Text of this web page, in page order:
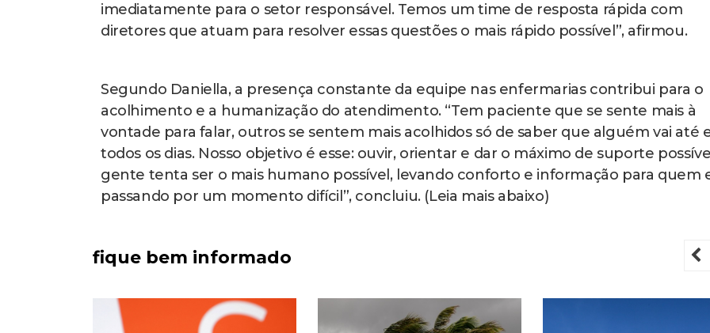
imediatamente para o setor responsável. Temos um time de resposta rápida com
diretores que atuam para resolver essas questões o mais rápido possível”, afirmou.
Segundo Daniella, a presença constante da equipe nas enfermarias contribui para o
acolhimento e a humanização do atendimento. “Tem paciente que se sente mais à
vontade para falar, outros se sentem mais acolhidos só de saber que alguém vai até
todos os dias. Nosso objetivo é esse: ouvir, orientar e dar o máximo de suporte
gente tenta ser o mais humano possível, levando conforto e informação para quem
passando por um momento difícil”, concluiu. (Leia mais abaixo)
fique bem informado